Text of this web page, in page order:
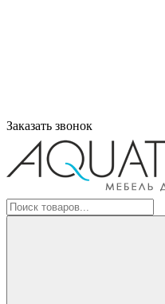
Заказать звонок